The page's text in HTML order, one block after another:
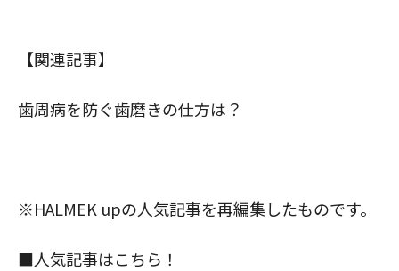
【関連記事】
歯周病を防ぐ歯磨きの仕方は？
※HALMEK upの人気記事を再編集したものです。
■人気記事はこちら！